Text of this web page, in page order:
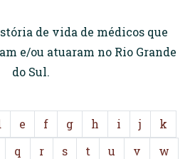
de vida de médicos que
e/ou atuaram no Rio Grande
do Sul.
e f g h i j
k
q r s t u v
w